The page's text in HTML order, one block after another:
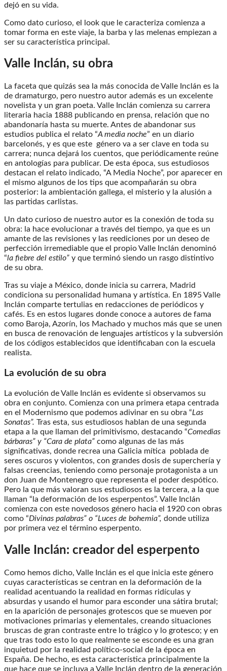
dejó en su vida.
Como dato curioso, el look que le caracteriza comienza a
tomar forma en este viaje, la barba y las melenas empiezan a
ser su característica principal.
Valle Inclán, su obra
La faceta que quizás sea la más conocida de Valle Inclán es la
de dramaturgo, pero nuestro autor además es un excelente
novelista y un gran poeta. Valle Inclán comienza su carrera
literaria hacia 1888 publicando en prensa, relación que no
abandonaría hasta su muerte. Antes de abandonar sus
estudios publica el relato “A media noche” en un diario
barcelonés, y es que este género va a ser clave en toda su
carrera; nunca dejará los cuentos, que periódicamente reúne
en antologías para publicar. De esta época, sus estudiosos
destacan el relato indicado, “A Media Noche”, por aparecer en
el mismo algunos de los tips que acompañarán su obra
posterior: la ambientación gallega, el misterio y la alusión a
las partidas carlistas.
Un dato curioso de nuestro autor es la conexión de toda su
obra: la hace evolucionar a través del tiempo, ya que es un
amante de las revisiones y las reediciones por un deseo de
perfección irremediable que el propio Valle Inclán denominó
“la fiebre del estilo” y que terminó siendo un rasgo distintivo
de su obra.
Tras su viaje a México, donde inicia su carrera, Madrid
condiciona su personalidad humana y artística. En 1895 Valle
Inclán comparte tertulias en redacciones de periódicos y
cafés. Es en estos lugares donde conoce a autores de fama
como Baroja, Azorín, los Machado y muchos más que se unen
en busca de renovación de lenguajes artísticos y la subversión
de los códigos establecidos que identificaban con la escuela
realista.
La evolución de su obra
La evolución de Valle Inclán es evidente si observamos su
obra en conjunto. Comienza con una primera etapa centrada
en el Modernismo que podemos adivinar en su obra “Las
Sonatas”. Tras esta, sus estudiosos hablan de una segunda
etapa a la que llaman del primitivismo, destacando “Comedias
bárbaras” y “Cara de plata” como algunas de las más
significativas, donde recrea una Galicia mítica poblada de
seres oscuros y violentos, con grandes dosis de superchería y
falsas creencias, teniendo como personaje protagonista a un
don Juan de Montenegro que representa el poder despótico.
Pero la que más valoran sus estudiosos es la tercera, a la que
llaman “la deformación de los esperpentos”. Valle Inclán
comienza con este novedosos género hacia el 1920 con obras
como “Divinas palabras” o “Luces de bohemia”, donde utiliza
por primera vez el término esperpento.
Valle Inclán: creador del esperpento
Como hemos dicho, Valle Inclán es el que inicia este género
cuyas características se centran en la deformación de la
realidad acentuando la realidad en formas ridículas y
absurdas y usando el humor para esconder una sátira brutal;
en la aparición de personajes grotescos que se mueven por
motivaciones primarias y elementales, creando situaciones
bruscas de gran contraste entre lo trágico y lo grotesco; y en
que tras todo esto lo que realmente se esconde es una gran
inquietud por la realidad político-social de la época en
España. De hecho, es esta característica principalmente la
que hace que se incluya a Valle Inclán dentro de la generación